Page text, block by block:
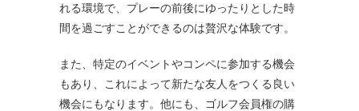
れる環境で、プレーの前後にゆったりとした時
間を過ごすことができるのは贅沢な体験です。
また、特定のイベントやコンペに参加する機会
もあり、これによって新たな友人をつくる良い
機会にもなります。他にも、ゴルフ会員権の購